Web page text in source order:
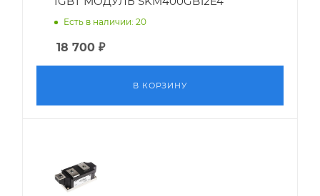
Есть в наличии: 20
18 700 ₽
В КОРЗИНУ